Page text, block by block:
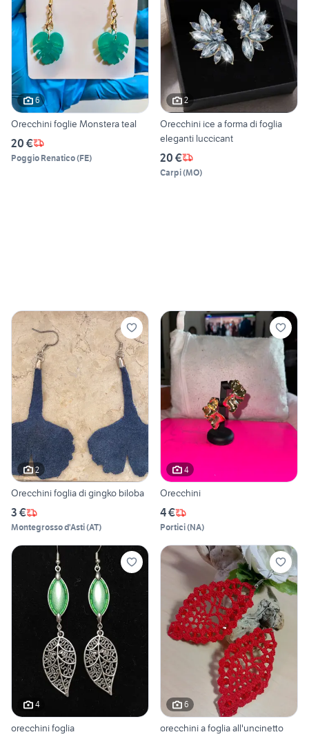
6
Orecchini foglie Monstera teal
20 €
Poggio Renatico(FE)
2
Orecchini ice a forma di foglia
eleganti luccicant
20 €
Carpi(MO)
2
Orecchini foglia di gingko biloba
3 €
Montegrosso d'Asti(AT)
4
Orecchini
4 €
Portici(NA)
4
orecchini foglia
6
orecchini a foglia all'uncinetto